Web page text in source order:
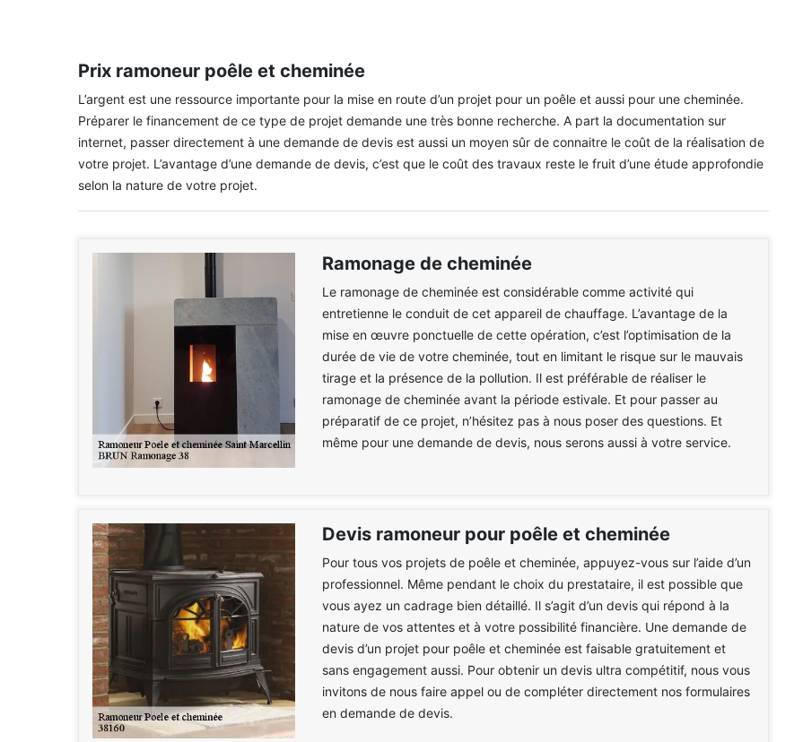
Prix ramoneur poêle et cheminée
L’argent est une ressource importante pour la mise en route d’un projet pour un poêle et aussi pour une cheminée.
Préparer le financement de ce type de projet demande une très bonne recherche. A part la documentation sur
internet, passer directement à une demande de devis est aussi un moyen sûr de connaitre le coût de la réalisation de
votre projet. L’avantage d’une demande de devis, c’est que le coût des travaux reste le fruit d’une étude approfondie
selon la nature de votre projet.
Ramonage de cheminée
Le ramonage de cheminée est considérable comme activité qui
entretienne le conduit de cet appareil de chauffage. L’avantage de la
mise en œuvre ponctuelle de cette opération, c’est l’optimisation de la
durée de vie de votre cheminée, tout en limitant le risque sur le mauvais
tirage et la présence de la pollution. Il est préférable de réaliser le
ramonage de cheminée avant la période estivale. Et pour passer au
préparatif de ce projet, n’hésitez pas à nous poser des questions. Et
même pour une demande de devis, nous serons aussi à votre service.
Devis ramoneur pour poêle et cheminée
Pour tous vos projets de poêle et cheminée, appuyez-vous sur l’aide d’un
professionnel. Même pendant le choix du prestataire, il est possible que
vous ayez un cadrage bien détaillé. Il s’agit d’un devis qui répond à la
nature de vos attentes et à votre possibilité financière. Une demande de
devis d’un projet pour poêle et cheminée est faisable gratuitement et
sans engagement aussi. Pour obtenir un devis ultra compétitif, nous vous
invitons de nous faire appel ou de compléter directement nos formulaires
en demande de devis.